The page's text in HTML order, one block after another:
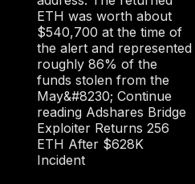
ETH was worth about
$540,700 at the time of
the alert and represented
roughly 86% of the
funds stolen from the
May&#8230; Continue
reading Adshares Bridge
Exploiter Returns 256
ETH After $628K
Incident